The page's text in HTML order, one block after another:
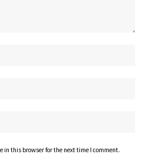
in this browser for the next time I comment.